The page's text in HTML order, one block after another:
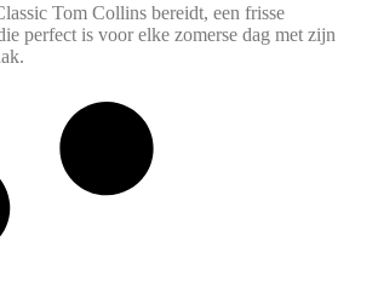
Tom Collins bereidt, een frisse
perfect is voor elke zomerse dag met zijn